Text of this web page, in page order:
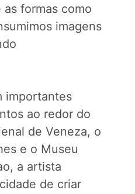
formas como
imagens
importantes
ao redor do
de Veneza, o
e o Museu
a artista
de criar